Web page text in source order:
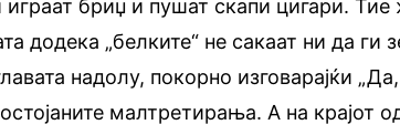
играат бриџ и пушат скапи цигари.
додека „белките“ не сакаат ни да ги
надолу, покорно изговарајќи „Да,
малтретирања. А на крајот